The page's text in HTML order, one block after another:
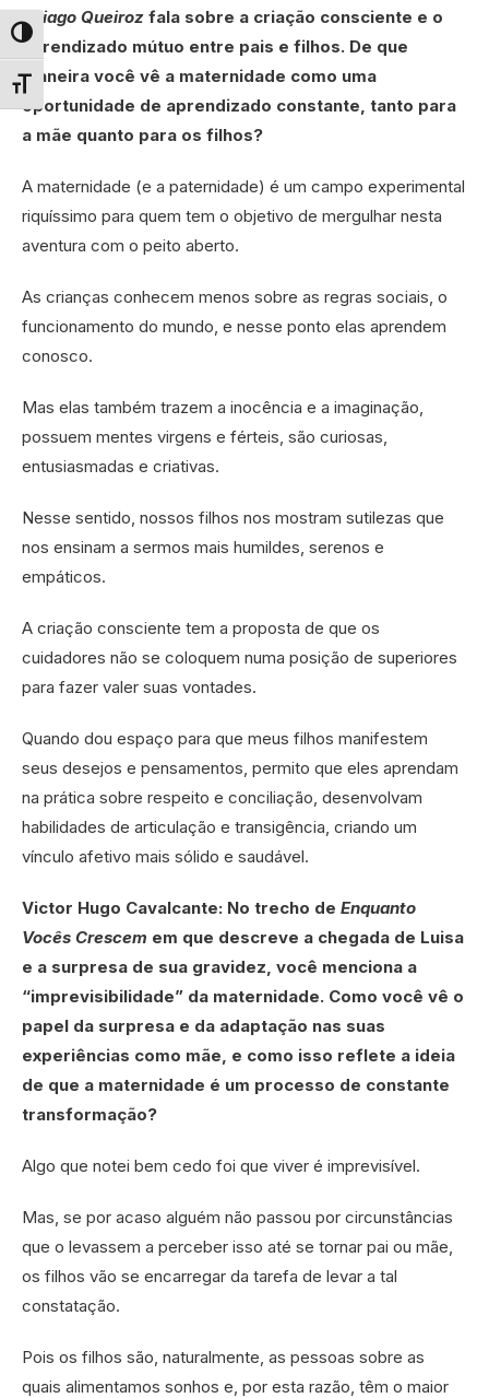
Alternar alto contraste
Alternar tamanho da fonte
Thiago Queiroz fala sobre a criação consciente e o
aprendizado mútuo entre pais e filhos. De que
maneira você vê a maternidade como uma
oportunidade de aprendizado constante, tanto para
a mãe quanto para os filhos?
A maternidade (e a paternidade) é um campo experimental
riquíssimo para quem tem o objetivo de mergulhar nesta
aventura com o peito aberto.
As crianças conhecem menos sobre as regras sociais, o
funcionamento do mundo, e nesse ponto elas aprendem
conosco.
Mas elas também trazem a inocência e a imaginação,
possuem mentes virgens e férteis, são curiosas,
entusiasmadas e criativas.
Nesse sentido, nossos filhos nos mostram sutilezas que
nos ensinam a sermos mais humildes, serenos e
empáticos.
A criação consciente tem a proposta de que os
cuidadores não se coloquem numa posição de superiores
para fazer valer suas vontades.
Quando dou espaço para que meus filhos manifestem
seus desejos e pensamentos, permito que eles aprendam
na prática sobre respeito e conciliação, desenvolvam
habilidades de articulação e transigência, criando um
vínculo afetivo mais sólido e saudável.
Victor Hugo Cavalcante: No trecho de Enquanto
Vocês Crescem em que descreve a chegada de Luisa
e a surpresa de sua gravidez, você menciona a
“imprevisibilidade” da maternidade. Como você vê o
papel da surpresa e da adaptação nas suas
experiências como mãe, e como isso reflete a ideia
de que a maternidade é um processo de constante
transformação?
Algo que notei bem cedo foi que viver é imprevisível.
Mas, se por acaso alguém não passou por circunstâncias
que o levassem a perceber isso até se tornar pai ou mãe,
os filhos vão se encarregar da tarefa de levar a tal
constatação.
Pois os filhos são, naturalmente, as pessoas sobre as
quais alimentamos sonhos e, por esta razão, têm o maior